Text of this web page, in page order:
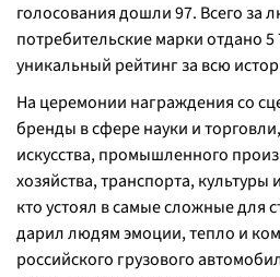
голосования дошли 97. Всего за
потребительские марки отдано 5
уникальный рейтинг за всю
На церемонии награждения со
бренды в сфере науки и
искусства, промышленного
хозяйства, транспорта, культуры
кто устоял в самые сложные для
дарил людям эмоции, тепло и
российского грузового